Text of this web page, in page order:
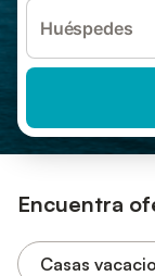
Huéspedes
Encuentra
Casas